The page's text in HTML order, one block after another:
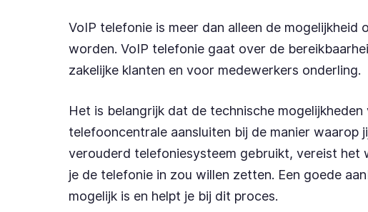
VoIP telefonie is meer dan alleen de mogelijkheid
worden. VoIP telefonie gaat over de
zakelijke klanten en voor medewerkers onderling.
Het is belangrijk dat de technische
telefooncentrale aansluiten bij de manier waarop
verouderd telefoniesysteem gebruikt, vereist het
je de telefonie in zou willen zetten. Een goede
mogelijk is en helpt je bij dit proces.